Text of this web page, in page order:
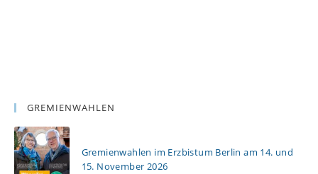
GREMIENWAHLEN
Gremienwahlen im Erzbistum Berlin am 14. und
15. November 2026